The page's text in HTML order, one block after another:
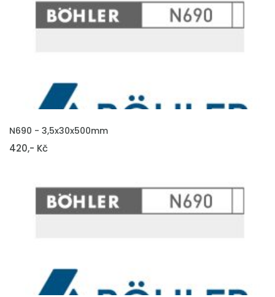
VLOŽIT DO KOŠÍKU
N690 - 3,5x30x500mm
420,- Kč